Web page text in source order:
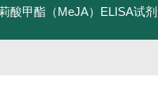
酸甲酯（MeJA）ELISA试